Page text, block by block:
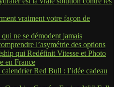
vraiment votre façon de
ne se démodent jamais
l’asymétrie des options
qui Redéfinit Vitesse et Photo
en France
Red Bull : l’idée cadeau